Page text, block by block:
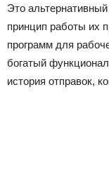
Это
принцип работы их
программ для
богатый
история отправок,